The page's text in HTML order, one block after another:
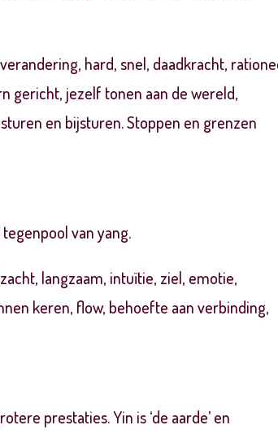
hard, snel, daadkracht,
gericht, jezelf tonen aan de wereld,
en bijsturen. Stoppen en grenzen
van yang.
langzaam, intuïtie, ziel, emotie,
keren, flow, behoefte aan verbinding,
prestaties. Yin is ‘de aarde’ en